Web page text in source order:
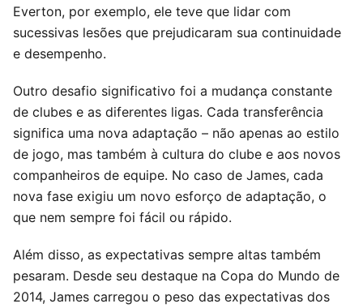
Everton, por exemplo, ele teve que lidar com
sucessivas lesões que prejudicaram sua continuidade
e desempenho.
Outro desafio significativo foi a mudança constante
de clubes e as diferentes ligas. Cada transferência
significa uma nova adaptação – não apenas ao estilo
de jogo, mas também à cultura do clube e aos novos
companheiros de equipe. No caso de James, cada
nova fase exigiu um novo esforço de adaptação, o
que nem sempre foi fácil ou rápido.
Além disso, as expectativas sempre altas também
pesaram. Desde seu destaque na Copa do Mundo de
2014, James carregou o peso das expectativas dos